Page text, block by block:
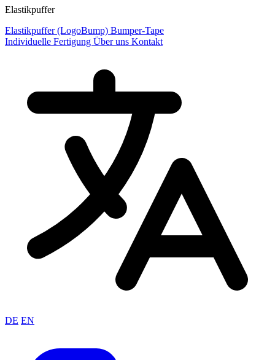
Elastikpuffer
Elastikpuffer (LogoBump) Bumper-Tape
Individuelle Fertigung Über uns Kontakt
DE EN